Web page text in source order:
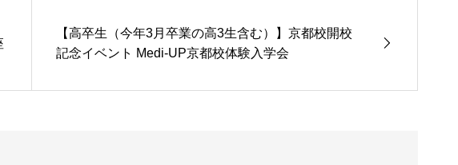
【高卒生（今年3月卒業の高3生含む）】京都校開校
記念イベント Medi-UP京都校体験入学会